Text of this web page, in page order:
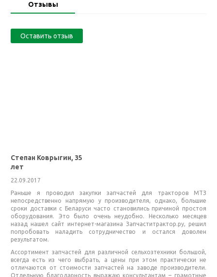
Отзывы
Оставить отзыв
Степан Коврыгин, 35
лет
22.09.2017
Раньше я проводил закупки запчастей для тракторов МТЗ
непосредственно напрямую у производителя, однако, большие
сроки доставки с Беларуси часто становились причиной простоя
оборудования. Это было очень неудобно. Несколько месяцев
назад нашел сайт интернет-магазина Запчаститрактор.ру, решил
попробовать наладить сотрудничество и остался доволен
результатом.
Ассортимент запчастей для различной сельхозтехники большой,
всегда есть из чего выбрать, а цены при этом практически не
отличаются от стоимости запчастей на заводе производители.
Отдельную благодарность выражаю консультантам – грамотные